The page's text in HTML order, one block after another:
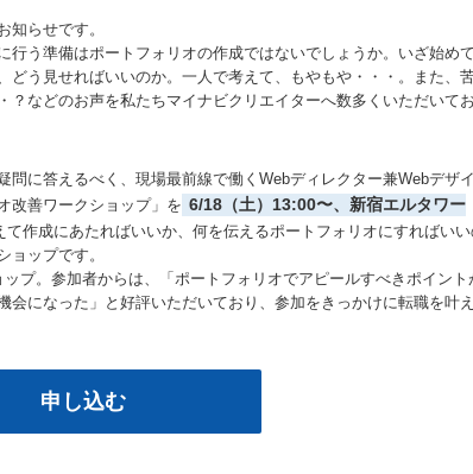
知らせです。
行う準備はポートフォリオの作成ではないでしょうか。いざ始め
どう見せればいいのか。一人で考えて、もやもや・・・。また、
？などのお声を私たちマイナビクリエイターへ数多くいただいて
問に答えるべく、現場最前線で働くWebディレクター兼Webデザ
改善ワークショップ」を 6/18（土）13:00〜、新宿エルタワー
作成にあたればいいか、何を伝えるポートフォリオにすればい
ョップです。
プ。参加者からは、「ポートフォリオでアピールすべきポイント
会になった」と好評いただいており、参加をきっかけに転職を叶
申し込む